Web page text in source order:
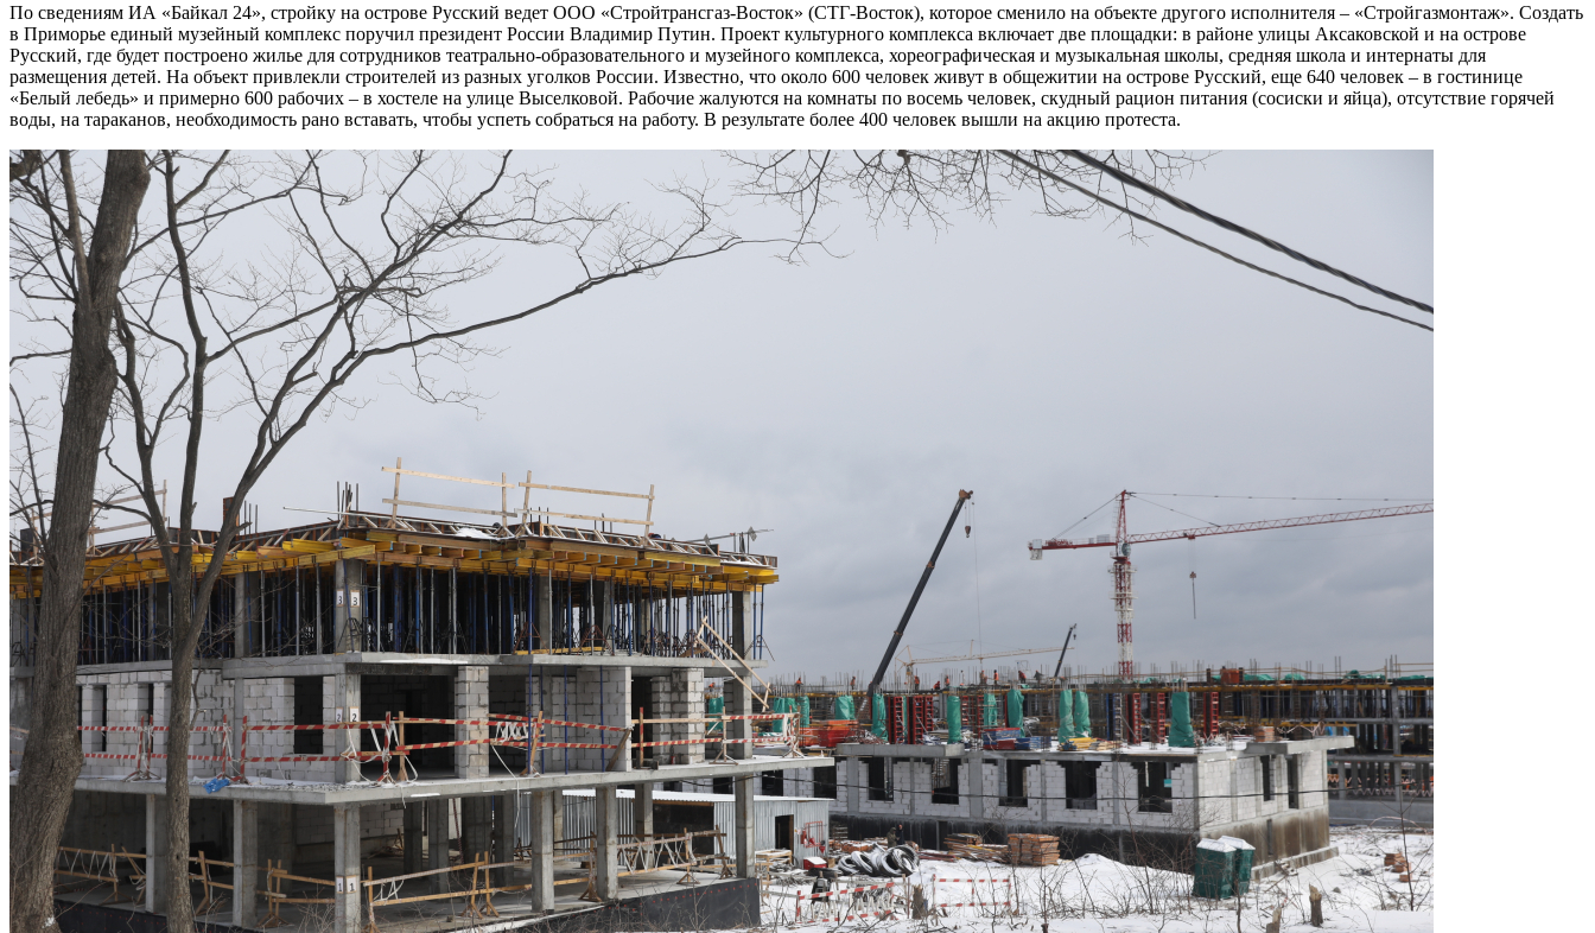
По сведениям ИА «Байкал 24», стройку на острове Русский ведет ООО «Стройтрансгаз-Восток» (СТГ-Восток), которое сменило на объекте другого исполнителя – «Стройгазмонтаж». Создать
в Приморье единый музейный комплекс поручил президент России Владимир Путин. Проект культурного комплекса включает две площадки: в районе улицы Аксаковской и на острове
Русский, где будет построено жилье для сотрудников театрально-образовательного и музейного комплекса, хореографическая и музыкальная школы, средняя школа и интернаты для
размещения детей. На объект привлекли строителей из разных уголков России. Известно, что около 600 человек живут в общежитии на острове Русский, еще 640 человек – в гостинице
«Белый лебедь» и примерно 600 рабочих – в хостеле на улице Выселковой. Рабочие жалуются на комнаты по восемь человек, скудный рацион питания (сосиски и яйца), отсутствие горячей
воды, на тараканов, необходимость рано вставать, чтобы успеть собраться на работу. В результате более 400 человек вышли на акцию протеста.